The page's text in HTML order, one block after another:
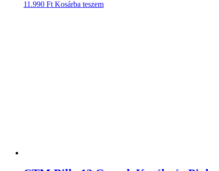
11.990 Ft Kosárba teszem